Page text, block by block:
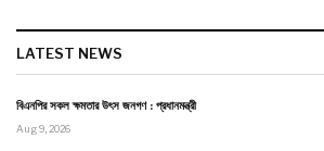
LATEST NEWS
বিএনপির সকল ক্ষমতার উৎস জনগণ : প্রধানমন্ত্রী
Aug 9, 2026